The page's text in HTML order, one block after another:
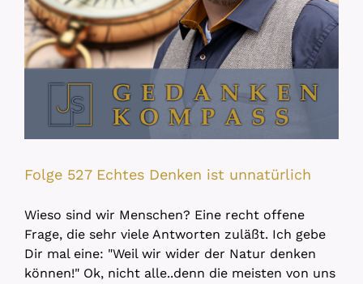
Folge 527 Echtes Denken ist unnatürlich
Wieso sind wir Menschen? Eine recht offene
Frage, die sehr viele Antworten zuläßt. Ich gebe
Dir mal eine: "Weil wir wider der Natur denken
können!" Ok, nicht alle..denn die meisten von uns